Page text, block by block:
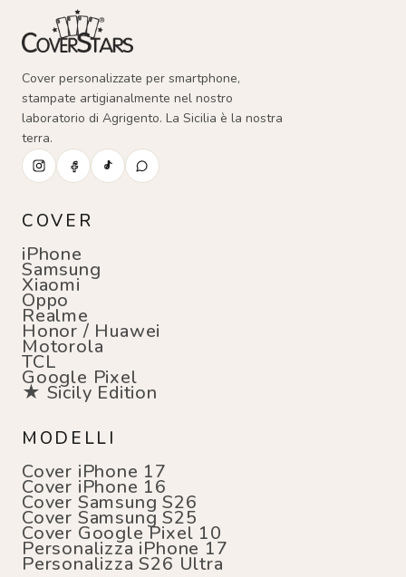
Cover personalizzate per smartphone,
stampate artigianalmente nel nostro
laboratorio di Agrigento. La Sicilia è la nostra
terra.
COVER
iPhone
Samsung
Xiaomi
Oppo
Realme
Honor / Huawei
Motorola
TCL
Google Pixel
★ Sicily Edition
MODELLI
Cover iPhone 17
Cover iPhone 16
Cover Samsung S26
Cover Samsung S25
Cover Google Pixel 10
Personalizza iPhone 17
Personalizza S26 Ultra